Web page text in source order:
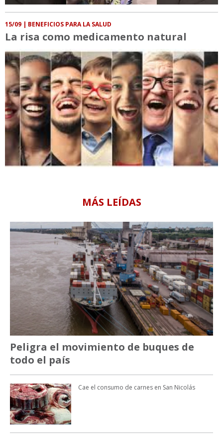
15/09 | BENEFICIOS PARA LA SALUD
La risa como medicamento natural
MÁS LEÍDAS
Peligra el movimiento de buques de
todo el país
Cae el consumo de carnes en San Nicolás